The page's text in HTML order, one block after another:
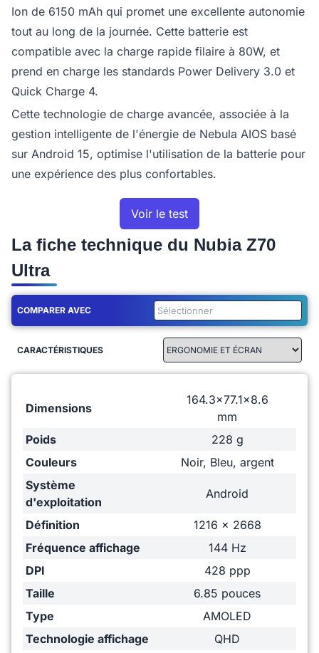
Ion de 6150 mAh qui promet une excellente autonomie
tout au long de la journée. Cette batterie est
compatible avec la charge rapide filaire à 80W, et
prend en charge les standards Power Delivery 3.0 et
Quick Charge 4.
Cette technologie de charge avancée, associée à la
gestion intelligente de l'énergie de Nebula AIOS basé
sur Android 15, optimise l'utilisation de la batterie pour
une expérience des plus confortables.
Voir le test
La fiche technique du Nubia Z70
Ultra
COMPARER AVEC
CARACTÉRISTIQUES
Dimensions
164.3x77.1x8.6
mm
Poids
228 g
Couleurs
Noir, Bleu, argent
Système
d'exploitation
Android
Définition
1216 x 2668
Fréquence affichage
144 Hz
DPI
428 ppp
Taille
6.85 pouces
Type
AMOLED
Technologie affichage
QHD